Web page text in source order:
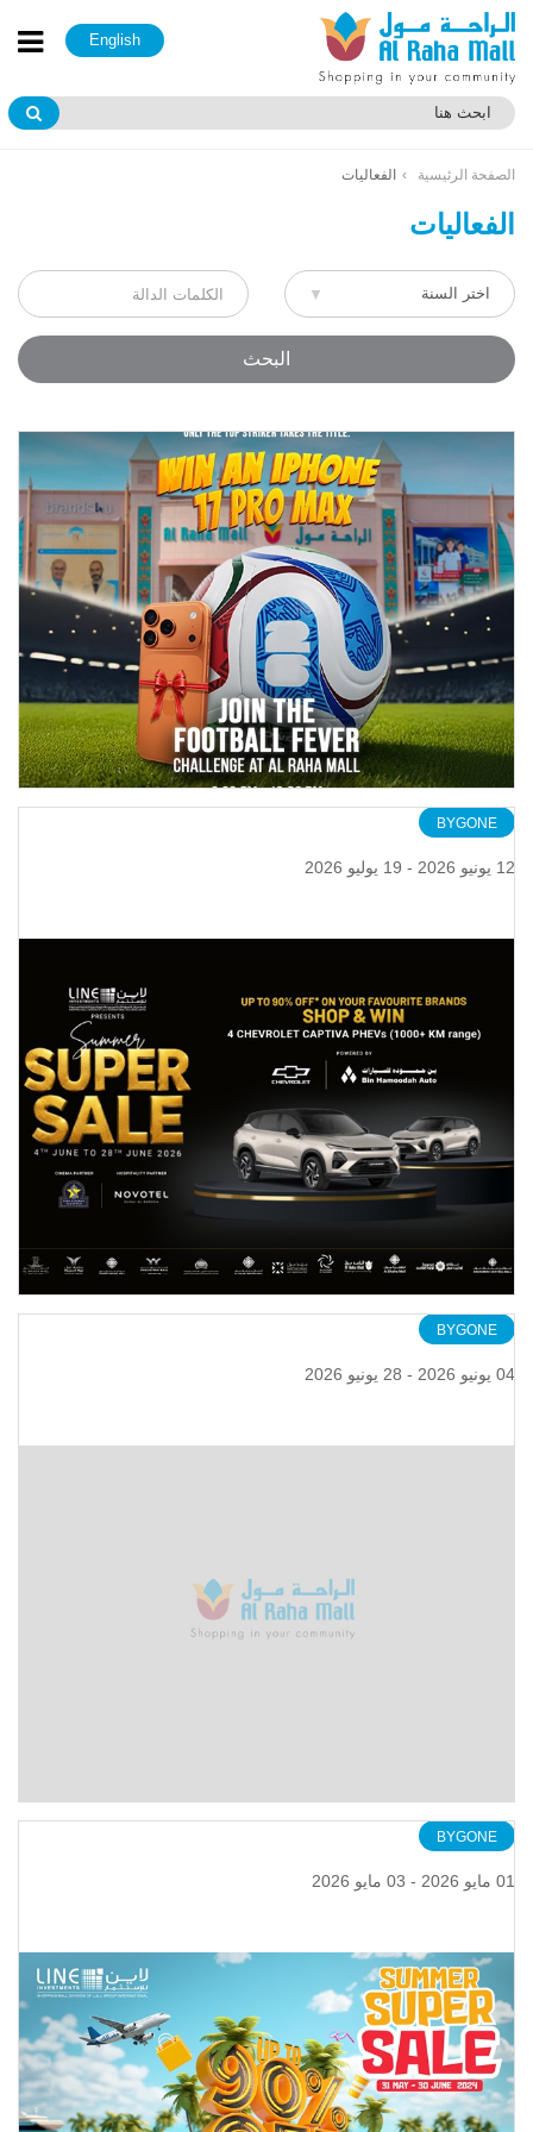
English
الصفحة الرئيسية الفعاليات
الفعاليات
البحث
BYGONE
12 يونيو 2026 - 19 يوليو 2026
BYGONE
04 يونيو 2026 - 28 يونيو 2026
BYGONE
01 مايو 2026 - 03 مايو 2026